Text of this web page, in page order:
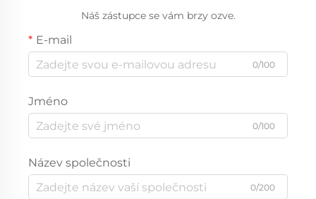
Náš zástupce se vám brzy ozve.
E-mail
0/100
Jméno
0/100
Název společnosti
0/200